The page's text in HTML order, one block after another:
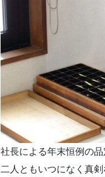
社長による年末恒例の
二人ともいつになく真剣